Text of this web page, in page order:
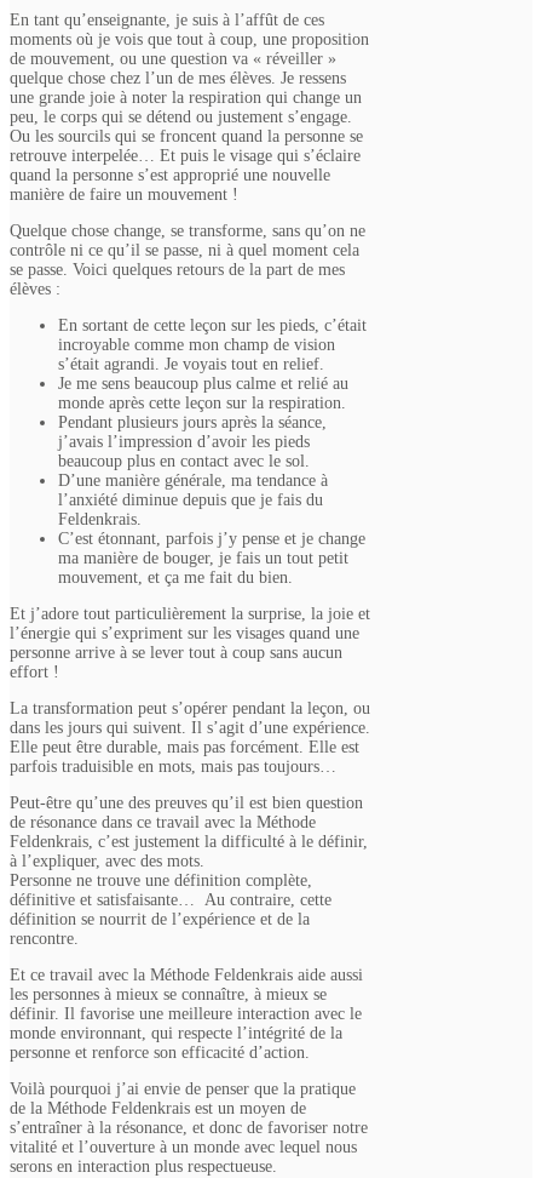
En tant qu’enseignante, je suis à l’affût de ces
moments où je vois que tout à coup, une proposition
de mouvement, ou une question va « réveiller »
quelque chose chez l’un de mes élèves. Je ressens
une grande joie à noter la respiration qui change un
peu, le corps qui se détend ou justement s’engage.
Ou les sourcils qui se froncent quand la personne se
retrouve interpelée… Et puis le visage qui s’éclaire
quand la personne s’est approprié une nouvelle
manière de faire un mouvement !
Quelque chose change, se transforme, sans qu’on ne
contrôle ni ce qu’il se passe, ni à quel moment cela
se passe. Voici quelques retours de la part de mes
élèves :
En sortant de cette leçon sur les pieds, c’était
incroyable comme mon champ de vision
s’était agrandi. Je voyais tout en relief.
Je me sens beaucoup plus calme et relié au
monde après cette leçon sur la respiration.
Pendant plusieurs jours après la séance,
j’avais l’impression d’avoir les pieds
beaucoup plus en contact avec le sol.
D’une manière générale, ma tendance à
l’anxiété diminue depuis que je fais du
Feldenkrais.
C’est étonnant, parfois j’y pense et je change
ma manière de bouger, je fais un tout petit
mouvement, et ça me fait du bien.
Et j’adore tout particulièrement la surprise, la joie et
l’énergie qui s’expriment sur les visages quand une
personne arrive à se lever tout à coup sans aucun
effort !
La transformation peut s’opérer pendant la leçon, ou
dans les jours qui suivent. Il s’agit d’une expérience.
Elle peut être durable, mais pas forcément. Elle est
parfois traduisible en mots, mais pas toujours…
Peut-être qu’une des preuves qu’il est bien question
de résonance dans ce travail avec la Méthode
Feldenkrais, c’est justement la difficulté à le définir,
à l’expliquer, avec des mots.
Personne ne trouve une définition complète,
définitive et satisfaisante… Au contraire, cette
définition se nourrit de l’expérience et de la
rencontre.
Et ce travail avec la Méthode Feldenkrais aide aussi
les personnes à mieux se connaître, à mieux se
définir. Il favorise une meilleure interaction avec le
monde environnant, qui respecte l’intégrité de la
personne et renforce son efficacité d’action.
Voilà pourquoi j’ai envie de penser que la pratique
de la Méthode Feldenkrais est un moyen de
s’entraîner à la résonance, et donc de favoriser notre
vitalité et l’ouverture à un monde avec lequel nous
serons en interaction plus respectueuse.